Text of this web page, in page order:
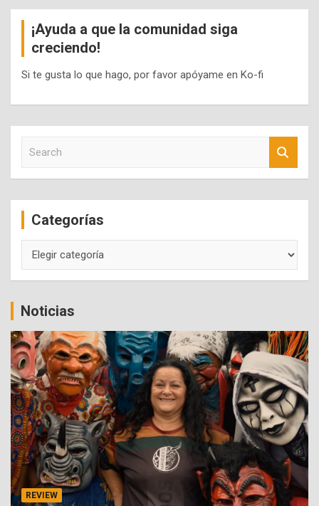
¡Ayuda a que la comunidad siga
creciendo!
Si te gusta lo que hago, por favor apóyame en Ko-fi
c
Categorías
Noticias
REVIEW